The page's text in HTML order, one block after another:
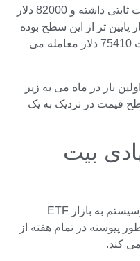
در آن زمان، بیت کوین افزایش قیمت ثابتی داشته و 82000 دلار
پایین تر از این سطح بوده
و در زمان نگارش این مقاله با قیمت 75410 دلار معامله می
بار در ماه می به زیر
سطح قیمت در نزدیک به یک
بیت
اکوسیستم به بازار ETF
پیوسته در تمام هفته از
کند.